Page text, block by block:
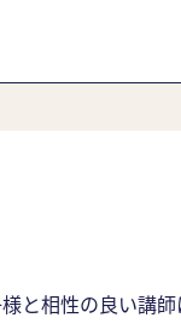
と相性の良い講